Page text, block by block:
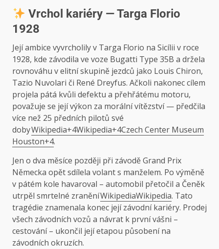
Vrchol kariéry — Targa Florio
1928
Její ambice vyvrcholily v Targa Florio na Sicílii v roce
1928, kde závodila ve voze Bugatti Type 35B a držela
rovnováhu v elitní skupině jezdců jako Louis Chiron,
Tazio Nuvolari či René Dreyfus. Ačkoli nakonec cílem
projela pátá kvůli defektu a přehřátému motoru,
považuje se její výkon za morální vítězství — předčila
více než 25 předních pilotů své
dobyWikipedia+4Wikipedia+4Czech Center Museum
Houston+4.
Jen o dva měsíce později při závodě Grand Prix
Německa opět sdílela volant s manželem. Po výměně
v pátém kole havaroval – automobil přetočil a Čeněk
utrpěl smrtelné zraněníWikipediaWikipedia. Tato
tragédie znamenala konec její závodní kariéry. Prodej
všech závodních vozů a návrat k první vášni –
cestování – ukončil její etapou působení na
závodních okruzích.